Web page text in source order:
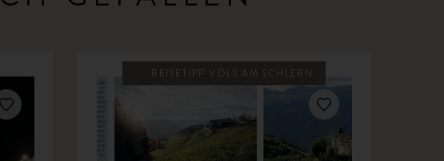
REISETIPP VÖLS AM SCHLERN